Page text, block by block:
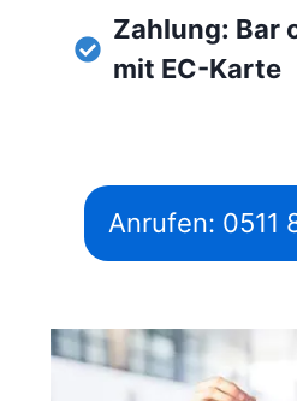
Zahlung: Bar
mit EC-Karte
Anrufen: 0511